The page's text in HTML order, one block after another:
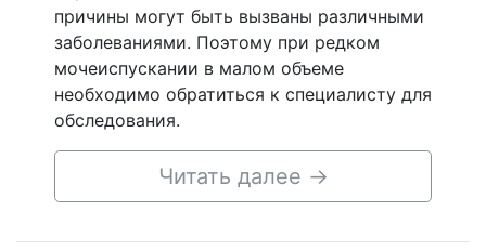
причины могут быть вызваны различными
заболеваниями. Поэтому при редком
мочеиспускании в малом объеме
необходимо обратиться к специалисту для
обследования.
Читать далее →